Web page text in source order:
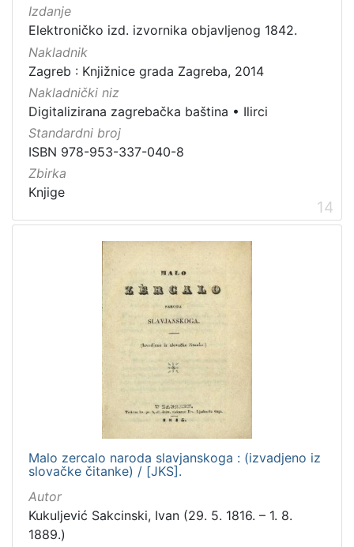
Izdanje
Elektroničko izd. izvornika objavljenog 1842.
Nakladnik
Zagreb : Knjižnice grada Zagreba, 2014
Nakladnički niz
Digitalizirana zagrebačka baština • Ilirci
Standardni broj
ISBN 978-953-337-040-8
Zbirka
Knjige
14
Malo zercalo naroda slavjanskoga : (izvadjeno iz
slovačke čitanke) / [JKS].
Autor
Kukuljević Sakcinski, Ivan (29. 5. 1816. – 1. 8.
1889.)